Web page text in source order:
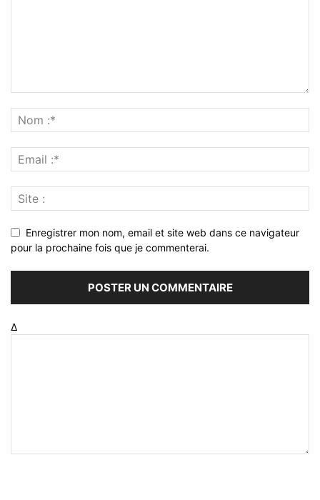
Enregistrer mon nom, email et site web dans ce navigateur
pour la prochaine fois que je commenterai.
Δ